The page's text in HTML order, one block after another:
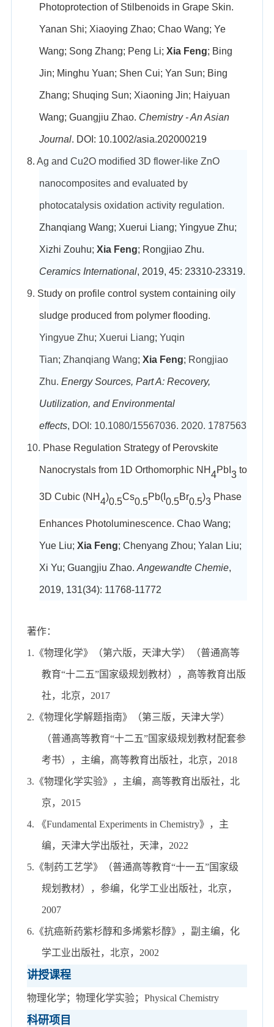
Photoprotection of Stilbenoids in Grape Skin.
Yanan Shi; Xiaoying Zhao; Chao Wang; Ye
Wang; Song Zhang; Peng Li; Xia Feng; Bing
Jin; Minghu Yuan; Shen Cui; Yan Sun; Bing
Zhang; Shuqing Sun; Xiaoning Jin; Haiyuan
Wang; Guangjiu Zhao. Chemistry - An Asian
Journal. DOI: 10.1002/asia.202000219
8. Ag and Cu2O modified 3D flower-like ZnO
nanocomposites and evaluated by
photocatalysis oxidation activity regulation.
Zhanqiang Wang; Xuerui Liang; Yingyue Zhu;
Xizhi Zouhu; Xia Feng; Rongjiao Zhu.
Ceramics International, 2019, 45: 23310-23319.
9. Study on profile control system containing oily
sludge produced from polymer flooding.
Yingyue Zhu; Xuerui Liang; Yuqin
Tian; Zhanqiang Wang; Xia Feng; Rongjiao
Zhu. Energy Sources, Part A: Recovery,
Uutilization, and Environmental
effects, DOI : 10.1080/15567036. 2020. 1787563
10. Phase Regulation Strategy of Perovskite
Nanocrystals from 1D Orthomorphic NH4PbI 3 to
3D Cubic (NH4)0.5Cs0.5Pb(I 0.5Br0.5)3 Phase
Enhances Photoluminescence. Chao Wang;
Yue Liu; Xia Feng; Chenyang Zhou; Yalan Liu;
Xi Yu; Guangjiu Zhao. Angewandte Chemie,
2019, 131(34): 11768-11772
著作：
1.《物理化学》（第六版， 天津大学）（普通高等
教育“十二五”国家级规划教材）， 高等教育出版
社， 北京， 2017
2.《物理化学解题指南》（第三版，天津大学）
（普通高等教育“十二五”国家级规划教材配套参
考书），主编，高等教育出版社，北京，2018
3.《物理化学实验》，主编， 高等教育出版社，北
京， 2015
4. 《Fundamental Experiments in Chemistry》，主
编， 天津大学出版社，天津， 2022
5.《制药工艺学》（普通高等教育“十一五”国家级
规划教材），参编，化学工业出版社，北京，
2007
6. 《抗癌新药紫杉醇和多烯紫杉醇》，副主编，化
学工业出版社，北京， 2002
讲授课程
物理化学；物理化学实验； Physical Chemistry
科研项目